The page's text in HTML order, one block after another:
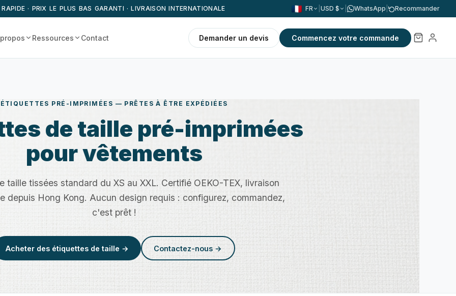
· PRIX LE PLUS BAS GARANTI · LIVRAISON INTERNATIONALE FR USD $ WhatsApp Recommander
Ressources Contact Demander un devis Commencez votre commande
ÉTIQUETTES PRÉ-IMPRIMÉES — PRÊTES À ÊTRE EXPÉDIÉES
de taille pré-imprimées
pour vêtements
taille tissées standard du XS au XXL. Certifié OEKO-TEX, livraison
depuis Hong Kong. Aucun design requis : configurez, commandez,
c'est prêt !
Acheter des étiquettes de taille → Contactez-nous →